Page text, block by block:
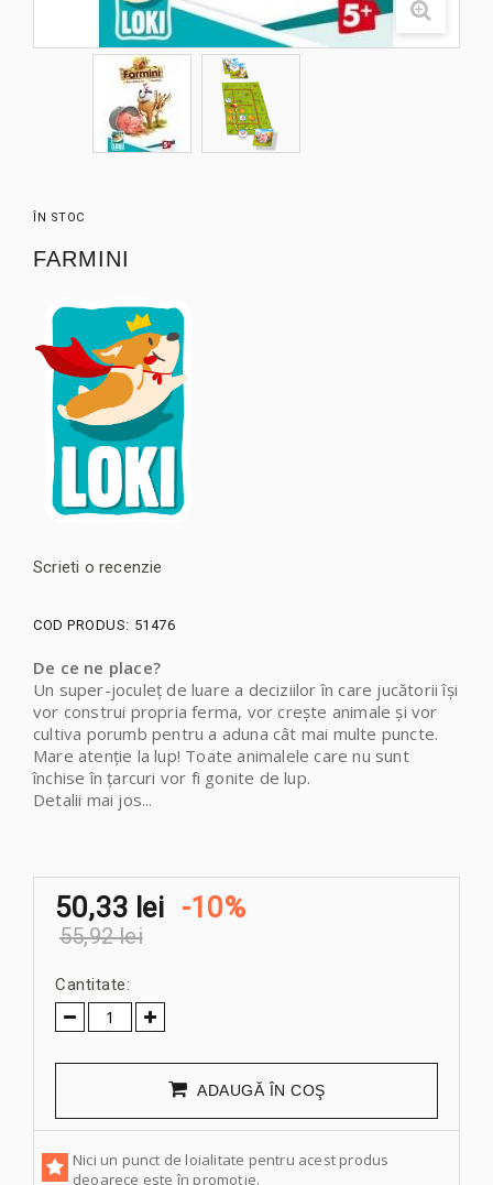
ÎN STOC
FARMINI
Scrieti o recenzie
COD PRODUS: 51476
De ce ne place?
Un super-joculeț de luare a deciziilor în care jucătorii își
vor construi propria ferma, vor crește animale și vor
cultiva porumb pentru a aduna cât mai multe puncte.
Mare atenție la lup! Toate animalele care nu sunt
închise în țarcuri vor fi gonite de lup.
Detalii mai jos...
50,33 lei -10%
55,92 lei
Cantitate:
ADAUGĂ ÎN COŞ
Nici un punct de loialitate pentru acest produs
deoarece este în promoție.